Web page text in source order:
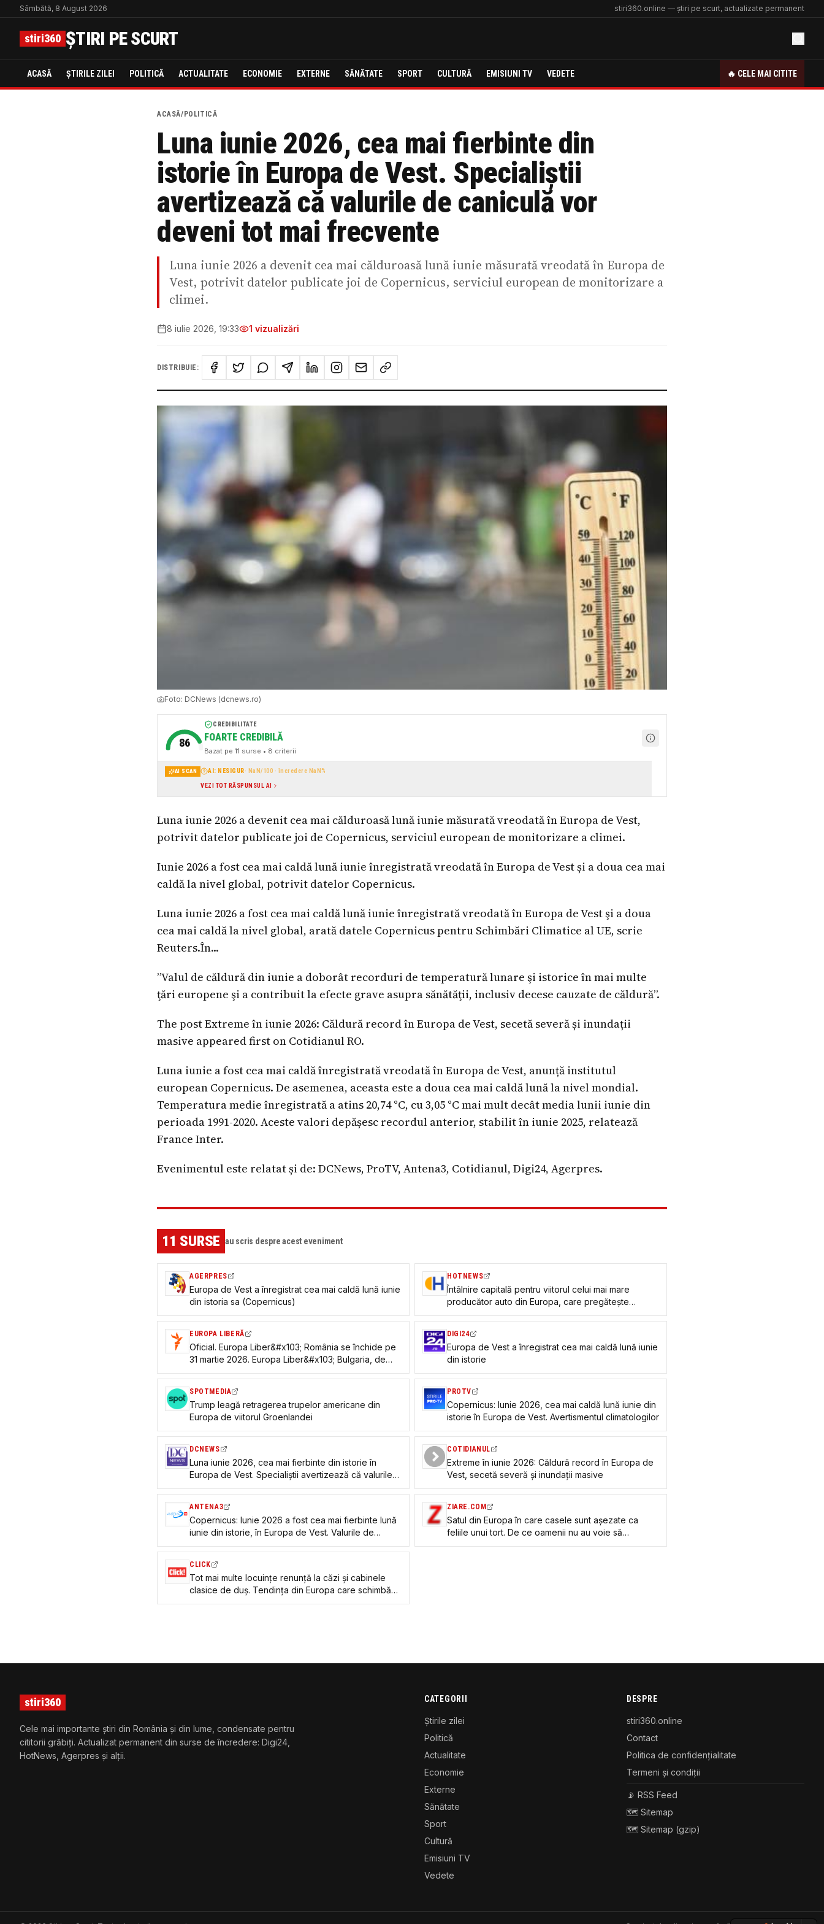
Sâmbătă, 8 August 2026 stiri360.online — știri pe scurt, actualizate permanent
stiri360 ȘTIRI PE SCURT
ACASĂ ȘTIRILE ZILEI POLITICĂ ACTUALITATE ECONOMIE EXTERNE SĂNĂTATE SPORT CULTURĂ EMISIUNI TV VEDETE 🔥 CELE MAI CITITE
ACASĂ/ POLITICĂ
Luna iunie 2026, cea mai fierbinte din
istorie în Europa de Vest. Specialiștii
avertizează că valurile de caniculă vor
deveni tot mai frecvente
Luna iunie 2026 a devenit cea mai călduroasă lună iunie măsurată vreodată în Europa de
Vest, potrivit datelor publicate joi de Copernicus, serviciul european de monitorizare a
climei.
8 iulie 2026, 19:33 1 vizualizări
DISTRIBUIE:
Foto: DCNews (dcnews.ro)
86
CREDIBILITATE
FOARTE CREDIBILĂ
Bazat pe 11 surse • 8 criterii
AI SCAN AI: NESIGUR· NaN/100 · încredere NaN%
VEZI TOT RĂSPUNSUL AI
Luna iunie 2026 a devenit cea mai călduroasă lună iunie măsurată vreodată în Europa de Vest,
potrivit datelor publicate joi de Copernicus, serviciul european de monitorizare a climei.
Iunie 2026 a fost cea mai caldă lună iunie înregistrată vreodată în Europa de Vest și a doua cea mai
caldă la nivel global, potrivit datelor Copernicus.
Luna iunie 2026 a fost cea mai caldă lună iunie înregistrată vreodată în Europa de Vest şi a doua
cea mai caldă la nivel global, arată datele Copernicus pentru Schimbări Climatice al UE, scrie
Reuters.În...
”Valul de căldură din iunie a doborât recorduri de temperatură lunare şi istorice în mai multe
ţări europene şi a contribuit la efecte grave asupra sănătăţii, inclusiv decese cauzate de căldură”.
The post Extreme în iunie 2026: Căldură record în Europa de Vest, secetă severă și inundații
masive appeared first on Cotidianul RO.
Luna iunie a fost cea mai caldă înregistrată vreodată în Europa de Vest, anunță institutul
european Copernicus. De asemenea, aceasta este a doua cea mai caldă lună la nivel mondial.
Temperatura medie înregistrată a atins 20,74 °C, cu 3,05 °C mai mult decât media lunii iunie din
perioada 1991-2020. Aceste valori depășesc recordul anterior, stabilit în iunie 2025, relatează
France Inter.
Evenimentul este relatat și de: DCNews, ProTV, Antena3, Cotidianul, Digi24, Agerpres.
11 SURSE au scris despre acest eveniment
AGERPRES
Europa de Vest a înregistrat cea mai caldă lună iunie
din istoria sa (Copernicus)
HOTNEWS
Întâlnire capitală pentru viitorul celui mai mare
producător auto din Europa, care pregătește
concedieri masive
EUROPA LIBERĂ
Oficial. Europa Liber&#x103; România se închide pe
31 martie 2026. Europa Liber&#x103; Bulgaria, de
asemenea
DIGI24
Europa de Vest a înregistrat cea mai caldă lună iunie
din istorie
SPOTMEDIA
Trump leagă retragerea trupelor americane din
Europa de viitorul Groenlandei
PROTV
Copernicus: Iunie 2026, cea mai caldă lună iunie din
istorie în Europa de Vest. Avertismentul climatologilor
DCNEWS
Luna iunie 2026, cea mai fierbinte din istorie în
Europa de Vest. Specialiștii avertizează că valurile
de caniculă vor deveni tot mai frecvente
COTIDIANUL
Extreme în iunie 2026: Căldură record în Europa de
Vest, secetă severă și inundații masive
ANTENA3
Copernicus: Iunie 2026 a fost cea mai fierbinte lună
iunie din istorie, în Europa de Vest. Valurile de
caniculă vor fi și mai intense
ZIARE.COM
Satul din Europa în care casele sunt așezate ca
feliile unui tort. De ce oamenii nu au voie să
locuiască permanent aici VIDEO
CLICK
Tot mai multe locuințe renunță la căzi și cabinele
clasice de duș. Tendința din Europa care schimbă
designul băilor moderne
stiri360
Cele mai importante știri din România și din lume, condensate pentru
cititorii grăbiți. Actualizat permanent din surse de încredere: Digi24,
HotNews, Agerpres și alții.
CATEGORII
Știrile zilei
Politică
Actualitate
Economie
Externe
Sănătate
Sport
Cultură
Emisiuni TV
Vedete
DESPRE
stiri360.online
Contact
Politica de confidențialitate
Termeni și condiții
📡 RSS Feed
🗺️ Sitemap
🗺️ Sitemap (gzip)